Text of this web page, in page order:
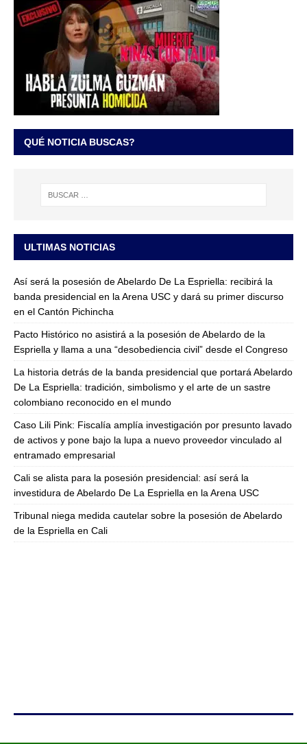
QUÉ NOTICIA BUSCAS?
ULTIMAS NOTICIAS
Así será la posesión de Abelardo De La Espriella: recibirá la
banda presidencial en la Arena USC y dará su primer discurso
en el Cantón Pichincha
Pacto Histórico no asistirá a la posesión de Abelardo de la
Espriella y llama a una “desobediencia civil” desde el Congreso
La historia detrás de la banda presidencial que portará Abelardo
De La Espriella: tradición, simbolismo y el arte de un sastre
colombiano reconocido en el mundo
Caso Lili Pink: Fiscalía amplía investigación por presunto lavado
de activos y pone bajo la lupa a nuevo proveedor vinculado al
entramado empresarial
Cali se alista para la posesión presidencial: así será la
investidura de Abelardo De La Espriella en la Arena USC
Tribunal niega medida cautelar sobre la posesión de Abelardo
de la Espriella en Cali